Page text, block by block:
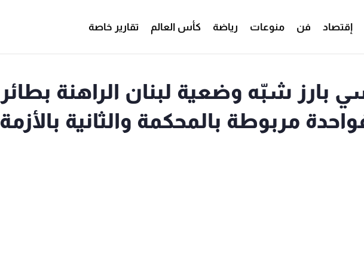
إقتصاد فن منوعات رياضة كأس العالم تقارير خاصة
بارز شبّه وضعية لبنان الراهنة بطائر
مربوطة بالمحكمة والثانية بالأزمة